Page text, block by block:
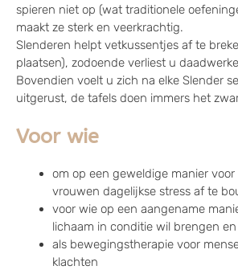
spieren niet op (wat traditionele
maakt ze sterk en veerkrachtig.
Slenderen helpt vetkussentjes af te
plaatsen), zodoende verliest u
Bovendien voelt u zich na elke Slender
uitgerust, de tafels doen immers het
Voor wie
om op een geweldige manier
vrouwen dagelijkse stress af te
voor wie op een aangename
lichaam in conditie wil brengen
als bewegingstherapie voor
klachten